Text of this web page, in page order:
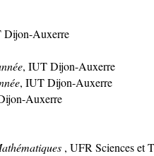
Dijon-Auxerre
, IUT Dijon-Auxerre
, IUT Dijon-Auxerre
Auxerre
, UFR Sciences et